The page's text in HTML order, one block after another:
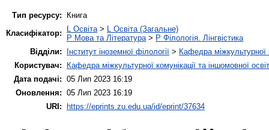
Тип ресурсу:
Книга
Класифікатор:
L Освіта > L Освіта (Загальне)
P Мова та Література > P Філологія. Лінгвістика
Відділи:
Інститут іноземної філології > Кафедра міжкультурної
Користувач:
Кафедра міжкультурної комунікації та іншомовної
Дата подачі: 05 Лип 2023 16:19
Оновлення: 05 Лип 2023 16:19
URI: https://eprints.zu.edu.ua/id/eprint/37634